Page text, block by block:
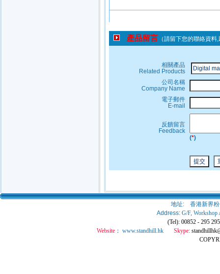
產品留言 （請留下您的聯絡資
相關產品
Related Products
公司名稱
Company Name
電子郵件
E-mail
反饋留言
Feedback
(*)
地址: 香港新界
Address: G/F, Workshop
(Tel): 00852 - 295
Website： www.standhill.hk Skype: